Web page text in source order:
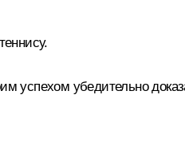
успехом убедительно